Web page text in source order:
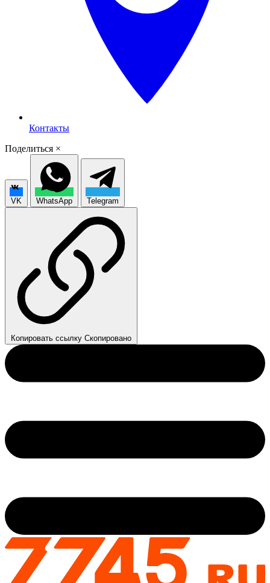
Контакты
Поделиться ×
VK WhatsApp Telegram
Копировать ссылку Скопировано